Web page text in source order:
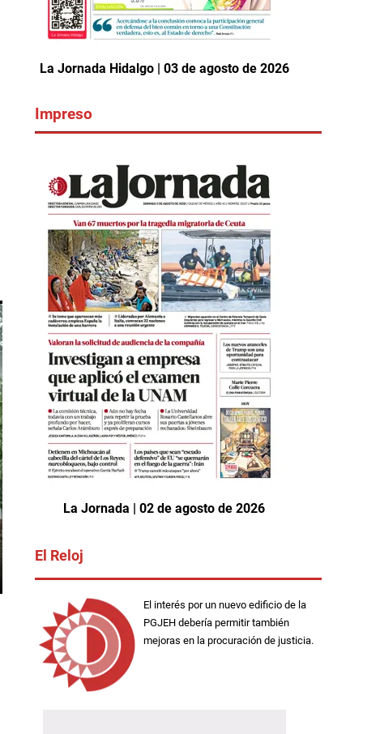
La Jornada Hidalgo | 03 de agosto de 2026
Impreso
La Jornada | 02 de agosto de 2026
El Reloj
El interés por un nuevo edificio de la
PGJEH debería permitir también
mejoras en la procuración de justicia.